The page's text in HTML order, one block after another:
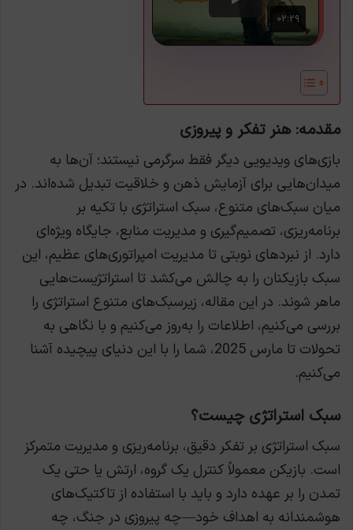
مقدمه: هنر تفکر و پیروزی
بازی‌های ویدیویی دیگر فقط سرگرمی نیستند؛ آن‌ها به
میدان‌هایی برای آزمایش ذهن و خلاقیت تبدیل شده‌اند. در
میان سبک‌های متنوع، سبک استراتژی با تکیه بر
برنامه‌ریزی، تصمیم‌گیری و مدیریت منابع، جایگاه ویژه‌ای
دارد. از نبردهای نوبتی تا مدیریت امپراتوری‌های عظیم، این
سبک بازیکنان را به چالش می‌کشد تا استراتژیست‌هایی
ماهر شوند. در این مقاله، زیرسبک‌های متنوع استراتژی را
بررسی می‌کنیم، اطلاعات را به‌روز می‌کنیم و با نگاهی به
تحولات تا مارس 2025، شما را با این دنیای پیچیده آشنا
می‌کنیم.
سبک استراتژی چیست؟
سبک استراتژی بر تفکر دقیق، برنامه‌ریزی و مدیریت متمرکز
است. بازیکن معمولاً کنترل یک گروه، ارتش یا حتی یک
تمدن را بر عهده دارد و باید با استفاده از تاکتیک‌های
هوشمندانه به اهداف خود—چه پیروزی در جنگ، چه